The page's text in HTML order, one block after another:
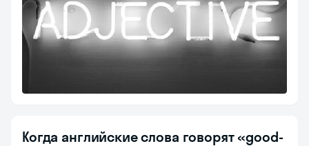
Когда английские слова говорят «good-